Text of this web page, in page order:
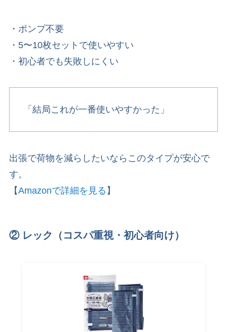
・ポンプ不要
・5〜10枚セットで使いやすい
・初心者でも失敗しにくい
「結局これが一番使いやすかった」
出張で荷物を減らしたいならこのタイプが安心で
す。
【Amazonで詳細を見る 】
② レック（コスパ重視・初心者向け）